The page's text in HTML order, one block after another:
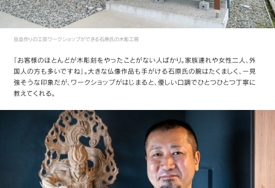
豆皿作りの工芸ワークショップができる石原氏の木彫工房
「お客様のほとんどが木彫刻をやったことがない人ばかり。家族連れや女性二人、外
国人の方も多いですね」。大きな仏像作品も手がける石原氏の腕はたくましく、一見
強そうな印象だが、ワークショップがはじまると、優しい口調でひとつひとつ丁寧に
教えてくれる。